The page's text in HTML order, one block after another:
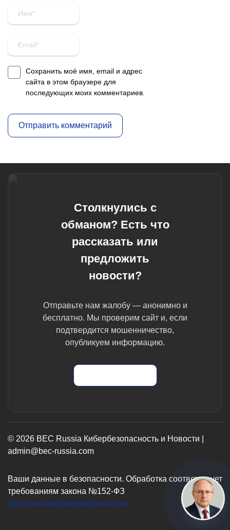
Сохранить моё имя, email и адрес
сайта в этом браузере для
последующих моих комментариев.
Столкнулись с
обманом? Есть что
рассказать или
предложить
новости?
Отправьте нам жалобу — анонимно и
бесплатно. Мы проверим сайт и, если
подтвердится мошенничество,
опубликуем информацию.
© 2026 BEC Russia Кибербезопасность и Новости |
admin@bec-russia.com
Ваши данные в безопасности. Обработка соответствует
требованиям закона №152-ФЗ
Политика конфиденциальности